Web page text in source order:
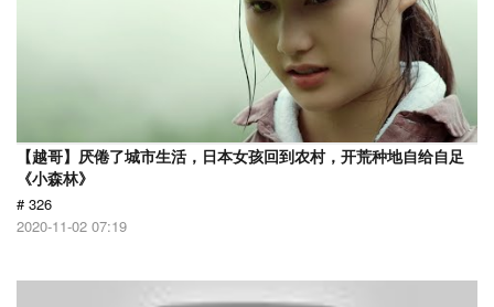
【越哥】厌倦了城市生活，日本女孩回到农村，开荒种地自给自足
《小森林》
# 326
2020-11-02 07:19